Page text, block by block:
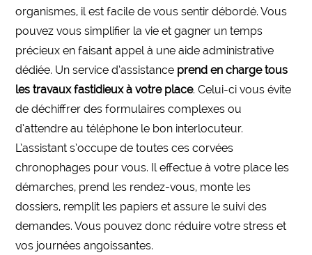
organismes, il est facile de vous sentir débordé. Vous
pouvez vous simplifier la vie et gagner un temps
précieux en faisant appel à une aide administrative
dédiée. Un service d’assistance prend en charge tous
les travaux fastidieux à votre place. Celui-ci vous évite
de déchiffrer des formulaires complexes ou
d’attendre au téléphone le bon interlocuteur.
L’assistant s’occupe de toutes ces corvées
chronophages pour vous. Il effectue à votre place les
démarches, prend les rendez-vous, monte les
dossiers, remplit les papiers et assure le suivi des
demandes. Vous pouvez donc réduire votre stress et
vos journées angoissantes.